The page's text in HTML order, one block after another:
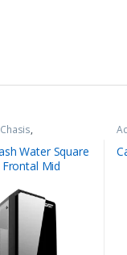
Chasis,
Water Square
Mid